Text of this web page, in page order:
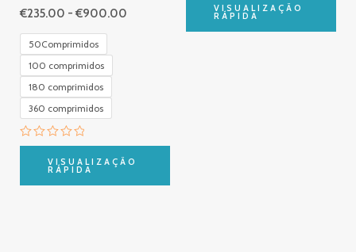
€235.00 - €900.00
50Comprimidos
100 comprimidos
180 comprimidos
360 comprimidos
Avaliação
VISUALIZAÇÃO
RÁPIDA
VISUALIZAÇÃO
RÁPIDA